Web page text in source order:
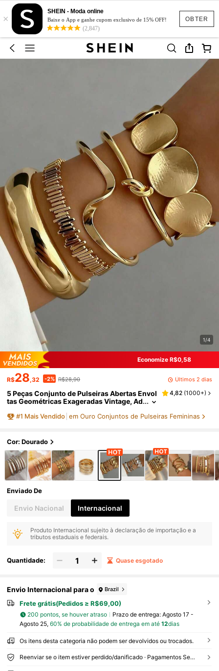
OBTER
×
SHEIN - Moda online
Baixe o App e ganhe cupom exclusivo de 15% OFF!
(2,847)
1/4
Economize R$0,58
R$28,32 -2% R$28,90 Últimos 2 dias
5 Peças Conjunto de Pulseiras Abertas Envol
tas Geométricas Exageradas Vintage, Ad
eres, Presente, Boho Chic
4,82 (1000+)
#1 Mais Vendido em Ouro Conjuntos de Pulseiras Femininas
Cor: Dourado
Enviado De
Envio Nacional Internacional
Produto Internacional sujeito à declaração de importação e a
tributos estaduais e federais.
Quantidade: Quase esgotado
Envio Internacional para o Brazil
Frete grátis(Pedidos ≥ R$69,00)
200 pontos, se houver atraso Prazo de entrega: Agosto 17 -
Agosto 25, 60% de probabilidade de entrega em até 12dias
Os itens desta categoria não podem ser devolvidos ou trocados.
Reenviar se o item estiver perdido/danificado · Pagamentos Seguros · Proteção de privacidade